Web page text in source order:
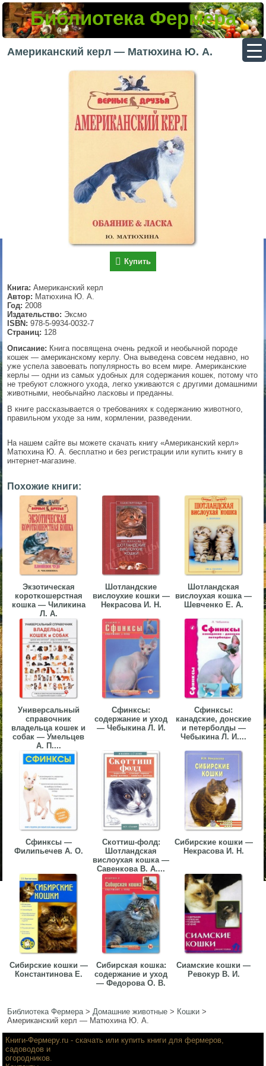
Библиотека Фермера
Американский керл — Матюхина Ю. А.
Купить
Книга: Американский керл
Автор: Матюхина Ю. А.
Год: 2008
Издательство: Эксмо
ISBN: 978-5-9934-0032-7
Страниц: 128
Описание: Книга посвящена очень редкой и необычной породе
кошек — американскому керлу. Она выведена совсем недавно, но
уже успела завоевать популярность во всем мире. Американские
керлы — одни из самых удобных для содержания кошек, потому что
не требуют сложного ухода, легко уживаются с другими домашними
животными, необычайно ласковы и преданны.
В книге рассказывается о требованиях к содержанию животного,
правильном уходе за ним, кормлении, разведении.
На нашем сайте вы можете скачать книгу «Американский керл»
Матюхина Ю. А. бесплатно и без регистрации или купить книгу в
интернет-магазине.
Похожие книги:
Экзотическая
короткошерстная
кошка — Чиликина
Л. А.
Шотландские
вислоухие кошки —
Некрасова И. Н.
Шотландская
вислоухая кошка —
Шевченко Е. А.
Универсальный
справочник
владельца кошек и
собак — Умельцев
А. П....
Сфинксы:
содержание и уход
— Чебыкина Л. И.
Сфинксы:
канадские, донские
и петерболды —
Чебыкина Л. И....
Сфинксы —
Филипьечев А. О.
Скоттиш-фолд:
Шотландская
вислоухая кошка —
Савенкова В. А....
Сибирские кошки —
Некрасова И. Н.
Сибирские кошки —
Константинова Е.
Сибирская кошка:
содержание и уход
— Федорова О. В.
Сиамские кошки —
Ревокур В. И.
Библиотека Фермера>Домашние животные > Кошки >
Американский керл — Матюхина Ю. А.
▼
▼
▼
▼
▼
▼
Книги-Фермеру.ru - скачать или купить книги для фермеров,
садоводов и
огородников.